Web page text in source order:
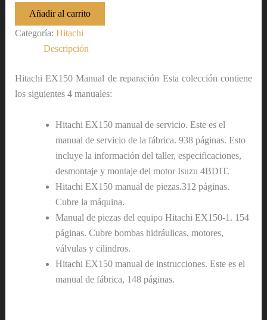
Añadir al carrito
Categoría: Hitachi
Descripción
Hitachi EX150 Manual de reparación Esta colección contiene
los siguientes 4 manuales:
Hitachi EX150 manual de servicio. Este es el
manual de servicio de la fábrica. 938 páginas. Esto
incluye la información del taller, especificaciones,
desmontaje y montaje del motor Isuzu 4BDIT.
Hitachi EX150 manual de piezas.312 páginas.
Cubre la máquina.
Manual de piezas del equipo Hitachi EX150-1. 154
páginas. Cubre bombas hidráulicas, motores,
válvulas y cilindros.
Hitachi EX150 manual de instrucciones. Este es el
manual de fábrica, 148 páginas.